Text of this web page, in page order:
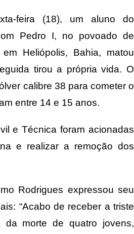
feira (18), um aluno do
Pedro I, no povoado de
Heliópolis, Bahia, matou
tirou a própria vida. O
calibre 38 para cometer o
entre 14 e 15 anos.
e Técnica foram acionadas
e realizar a remoção dos
Rodrigues expressou seu
“Acabo de receber a triste
da morte de quatro jovens,